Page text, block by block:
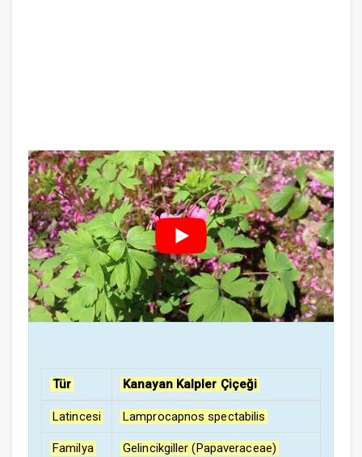
Tür Kanayan Kalpler Çiçeği
Latincesi Lamprocapnos spectabilis
Familya Gelincikgiller (Papaveraceae)